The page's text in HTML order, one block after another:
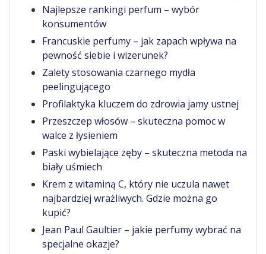
Najlepsze rankingi perfum – wybór
konsumentów
Francuskie perfumy – jak zapach wpływa na
pewność siebie i wizerunek?
Zalety stosowania czarnego mydła
peelingującego
Profilaktyka kluczem do zdrowia jamy ustnej
Przeszczep włosów – skuteczna pomoc w
walce z łysieniem
Paski wybielające zęby – skuteczna metoda na
biały uśmiech
Krem z witaminą C, który nie uczula nawet
najbardziej wrażliwych. Gdzie można go
kupić?
Jean Paul Gaultier – jakie perfumy wybrać na
specjalne okazje?